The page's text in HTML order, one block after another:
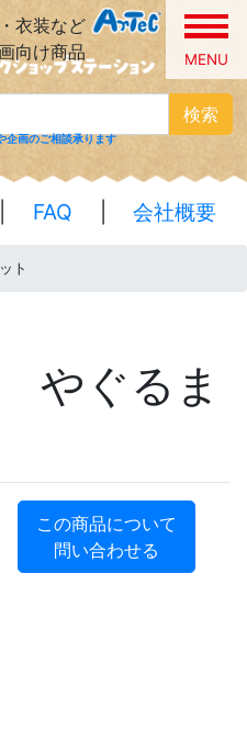
衣装など
向け商品
MENU
検索
企画のご相談承ります
FAQ 会社概要
ト
やぐるま
この商品について
問い合わせる